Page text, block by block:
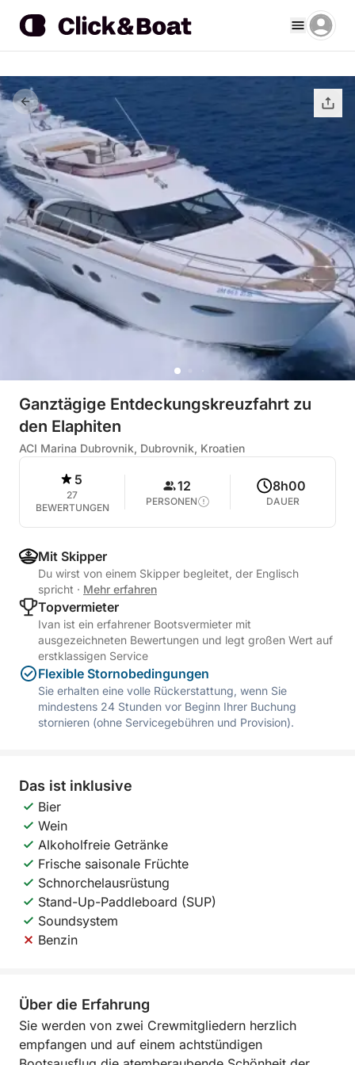
Ganztägige Entdeckungskreuzfahrt zu
den Elaphiten
ACI Marina Dubrovnik, Dubrovnik, Kroatien
5
27
BEWERTUNGEN
12
PERSONEN
8h00
DAUER
Mit Skipper
Du wirst von einem Skipper begleitet, der Englisch
spricht · Mehr erfahren
Topvermieter
Ivan ist ein erfahrener Bootsvermieter mit
ausgezeichneten Bewertungen und legt großen Wert auf
erstklassigen Service
Flexible Stornobedingungen
Sie erhalten eine volle Rückerstattung, wenn Sie
mindestens 24 Stunden vor Beginn Ihrer Buchung
stornieren (ohne Servicegebühren und Provision).
Das ist inklusive
Bier
Wein
Alkoholfreie Getränke
Frische saisonale Früchte
Schnorchelausrüstung
Stand-Up-Paddleboard (SUP)
Soundsystem
Benzin
Über die Erfahrung
Sie werden von zwei Crewmitgliedern herzlich
empfangen und auf einem achtstündigen